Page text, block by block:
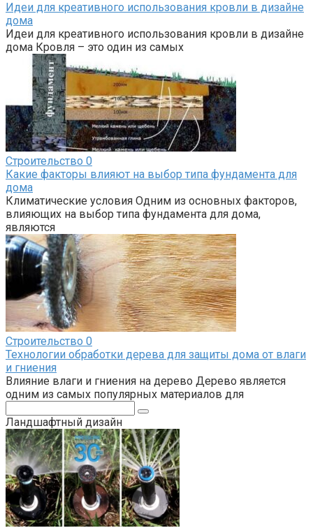
Идеи для креативного использования кровли в дизайне
дома
Идеи для креативного использования кровли в дизайне
дома Кровля – это один из самых
Строительство 0
Какие факторы влияют на выбор типа фундамента для
дома
Климатические условия Одним из основных факторов,
влияющих на выбор типа фундамента для дома,
являются
Строительство 0
Технологии обработки дерева для защиты дома от влаги
и гниения
Влияние влаги и гниения на дерево Дерево является
одним из самых популярных материалов для
Ландшафтный дизайн